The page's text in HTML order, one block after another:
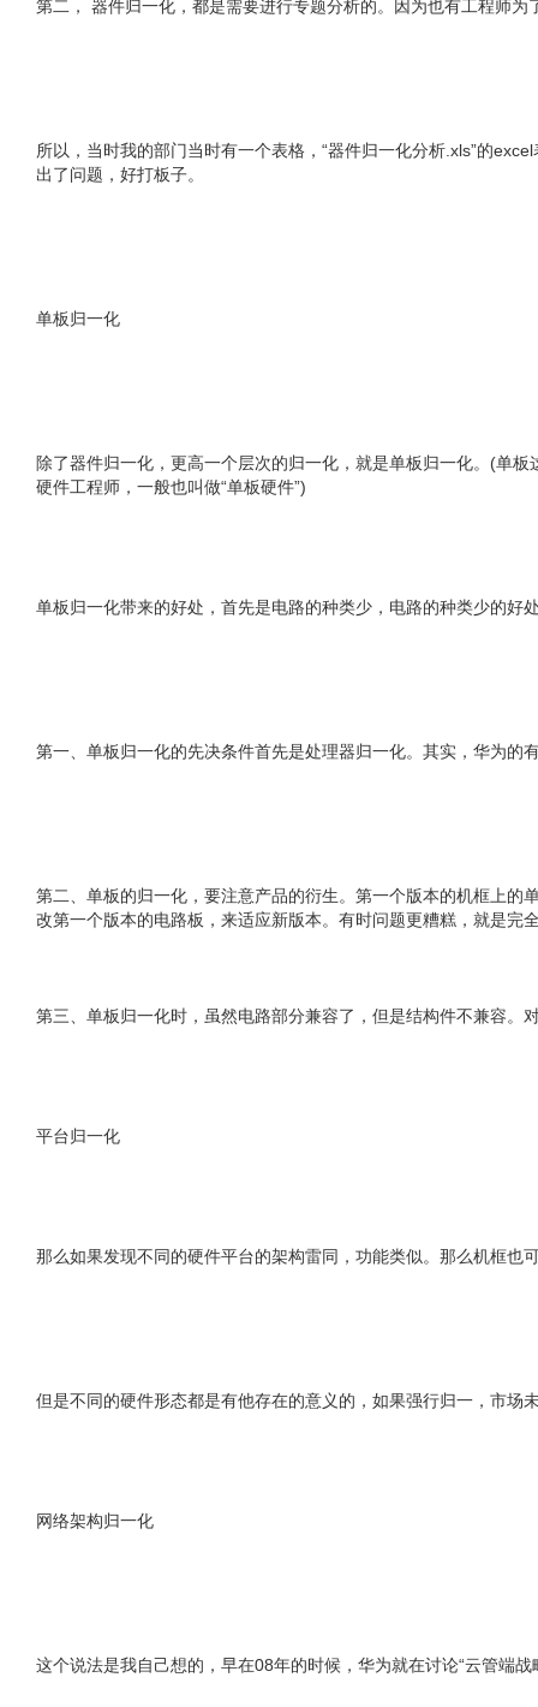
第二， 器件归一化，都是需要进行专题分析的。因为也有工程师
所以，当时我的部门当时有一个表格，“器件归一化分析.xls”的
出了问题，好打板子。
单板归一化
除了器件归一化，更高一个层次的归一化，就是单板归一化。(单
硬件工程师，一般也叫做“单板硬件”)
单板归一化带来的好处，首先是电路的种类少，电路的种类少的
第一、单板归一化的先决条件首先是处理器归一化。其实，华为
第二、单板的归一化，要注意产品的衍生。第一个版本的机框上
改第一个版本的电路板，来适应新版本。有时问题更糟糕，就是完
第三、单板归一化时，虽然电路部分兼容了，但是结构件不兼容。
平台归一化
那么如果发现不同的硬件平台的架构雷同，功能类似。那么机框
但是不同的硬件形态都是有他存在的意义的，如果强行归一，市
网络架构归一化
这个说法是我自己想的，早在08年的时候，华为就在讨论“云管端